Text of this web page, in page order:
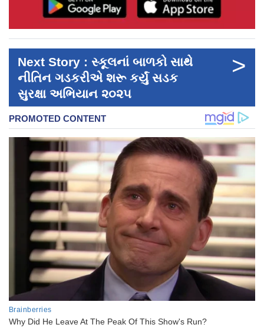
Next Story : સ્કૂલનાં બાળકો સાથે
નીતિન ગડકરીએ શરૂ કર્યું સડક
સુરક્ષા અભિયાન ૨૦૨૫
>